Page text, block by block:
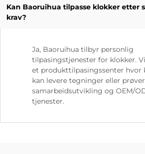
Kan Baoruihua tilpasse klokker etter
krav?
Ja, Baoruihua tilbyr personlig
tilpasingstjenester for klokker.
et produkttilpasingssenter hvor
kan levere tegninger eller
samarbeidsutvikling og OEM/
tjenester.